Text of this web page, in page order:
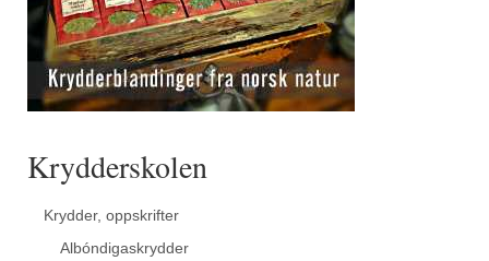
Krydderskolen
Krydder, oppskrifter
Albóndigaskrydder